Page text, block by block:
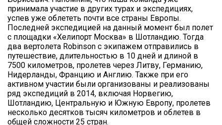
принимала участие в других турах и экспедициях,
успев уже облететь почти все страны Европы.
Последней экспедицией на данный момент был полет
с площадки «Хелипорт Москва» в Шотландию. Тогда
два вертолета Robinson с экипажем отправились в
путешествие, длительностью в 10 дней и длиной в
7500 километров, пролетев через Литву, Германию,
Нидерланды, Францию и Англию. Также при его
активном участии были организованы и реализованы
ряд экспедиций в 2014, включая Норвегию,
Шотландию, Центральную и Южную Европу, пролетев
несколько десятков тысяч километров и облетев в
общей сложности 25 стран.